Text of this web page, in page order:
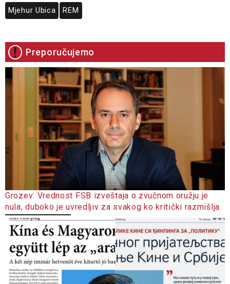
Mjehur Ubica REM
Preporučujemo
Grozev: Vrednost FSB izveštaja o zvučnom oružju je
nula, duboko je uvredljiv za svakog ko kritički razmišlja